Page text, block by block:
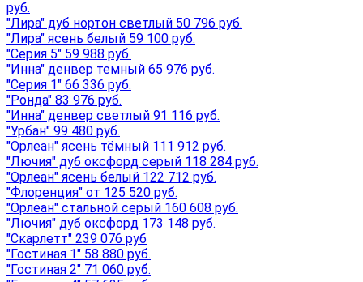
руб.
"Лира" дуб нортон светлый 50 796 руб.
"Лира" ясень белый 59 100 руб.
"Серия 5" 59 988 руб.
"Инна" денвер темный 65 976 руб.
"Серия 1" 66 336 руб.
"Ронда" 83 976 руб.
"Инна" денвер светлый 91 116 руб.
"Урбан" 99 480 руб.
"Орлеан" ясень тёмный 111 912 руб.
"Лючия" дуб оксфорд серый 118 284 руб.
"Орлеан" ясень белый 122 712 руб.
"Флоренция" от 125 520 руб.
"Орлеан" стальной серый 160 608 руб.
"Лючия" дуб оксфорд 173 148 руб.
"Скарлетт" 239 076 руб
"Гостиная 1" 58 880 руб.
"Гостиная 2" 71 060 руб.